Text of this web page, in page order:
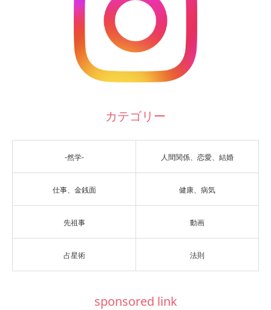
カテゴリー
-然学- 人間関係、恋愛、結婚
仕事、金銭面 健康、病気
先祖事 動画
占星術 法則
sponsored link